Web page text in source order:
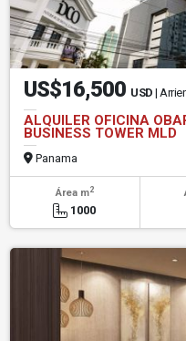
US$16,500 USD |
ALQUILER OFICINA
BUSINESS TOWER MLD
Panama
Área m2
1000